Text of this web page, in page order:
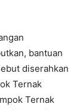
bantuan
diserahkan
Ternak
Ternak